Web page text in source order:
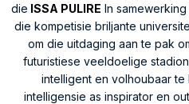
die ISSA PULIRE In
die kompetisie briljante
om die uitdaging aan te pak
futuristiese veeldoelige
intelligent en volhoubaar te
intelligensie as inspirator en